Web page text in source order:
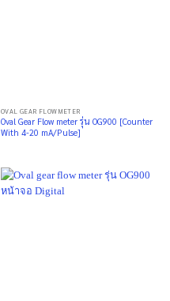
OVAL GEAR FLOWMETER
Oval Gear Flow meter รุ่น OG900 [Counter
With 4-20 mA/Pulse]